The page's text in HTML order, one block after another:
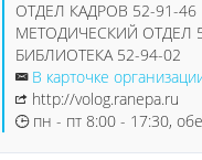
ОТДЕЛ КАДРОВ 52-91-46
МЕТОДИЧЕСКИЙ ОТДЕЛ
БИБЛИОТЕКА 52-94-02
В карточке
http://volog.ranepa.ru
пн - пт 8:00 - 17:30,